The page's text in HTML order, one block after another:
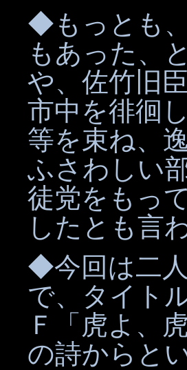
◆もっとも
もあった、
や、佐竹旧
市中を徘徊
等を束ね、
ふさわしい
徒党をもっ
したとも言
◆今回は二
で、タイト
Ｆ「虎よ、
の詩からと